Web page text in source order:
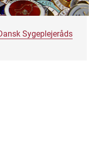
Sygeplejeråds